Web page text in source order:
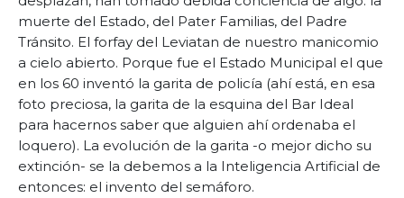
muerte del Estado, del Pater Familias, del Padre
Tránsito. El forfay del Leviatan de nuestro manicomio
a cielo abierto. Porque fue el Estado Municipal el que
en los 60 inventó la garita de policía (ahí está, en esa
foto preciosa, la garita de la esquina del Bar Ideal
para hacernos saber que alguien ahí ordenaba el
loquero). La evolución de la garita -o mejor dicho su
extinción- se la debemos a la Inteligencia Artificial de
entonces: el invento del semáforo.